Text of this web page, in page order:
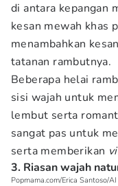
di antara kepangan
kesan mewah khas
menambahkan
tatanan rambutnya.
Beberapa helai
sisi wajah untuk
lembut serta
sangat pas untuk
serta memberikan
3. Riasan wajah
Popmama.com/Erica Santoso/AI